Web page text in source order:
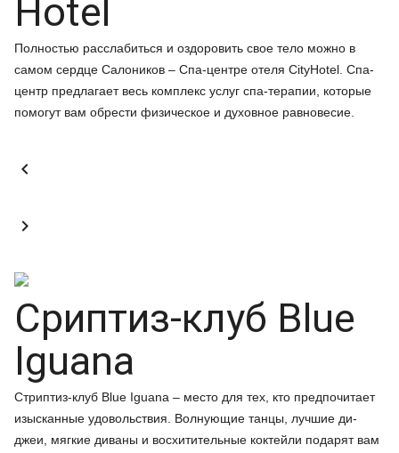
Hotel
Полностью расслабиться и оздоровить свое тело можно в
самом сердце Салоников – Спа-центре отеля CityHotel. Спа-
центр предлагает весь комплекс услуг спа-терапии, которые
помогут вам обрести физическое и духовное равновесие.


Сриптиз-клуб Blue
Iguana
Стриптиз-клуб Blue Iguana – место для тех, кто предпочитает
изысканные удовольствия. Волнующие танцы, лучшие ди-
джеи, мягкие диваны и восхитительные коктейли подарят вам